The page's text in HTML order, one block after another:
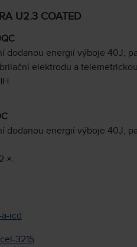
U2.3 COATED
dodanou energií výboje 40J,
elektrodu a
dodanou energií výboje 40J,
×.
icd
3215